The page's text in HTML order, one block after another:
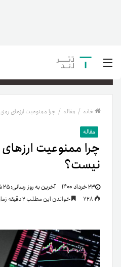
خانه / مقاله / چرا ممنوعیت ارزهای
مقاله
چرا ممنوعیت
نیست؟
۲۳ خرداد ۱۴۰۰ آخرین به روز رسانی:۲۵ شهریور ۱۴۰۳
خواندن این مطلب 2 دقیقه زمان میبرد